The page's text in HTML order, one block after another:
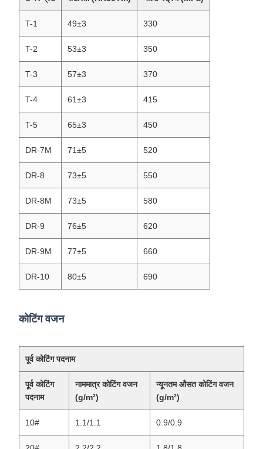
T-1 49±3 330
T-2 53±3 350
T-3 57±3 370
T-4 61±3 415
T-5 65±3 450
DR-7M 71±5 520
DR-8 73±5 550
DR-8M 73±5 580
DR-9 76±5 620
DR-9M 77±5 660
DR-10 80±5 690
कोटिंग वजन
पूर्व कोटिंग पदनाम
पूर्व कोटिंग
पदनाम
नाममात्र कोटिंग वजन
(g/m²)
न्यूनतम औसत कोटिंग वजन
(g/m²)
10# 1.1/1.1 0.9/0.9